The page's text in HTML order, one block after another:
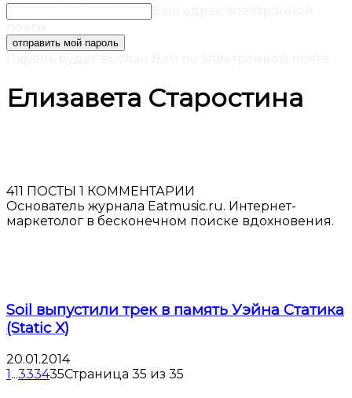
Елизавета Старостина
411 ПОСТЫ 1 КОММЕНТАРИИ
Основатель журнала Eatmusic.ru. Интернет-
маркетолог в бесконечном поиске вдохновения.
Soil выпустили трек в память Уэйна Статика
(Static X)
20.01.2014
1...333435Страница 35 из 35